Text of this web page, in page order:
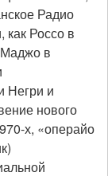
Радио
как Россо в
в
Негри и
нового
х, «операйо